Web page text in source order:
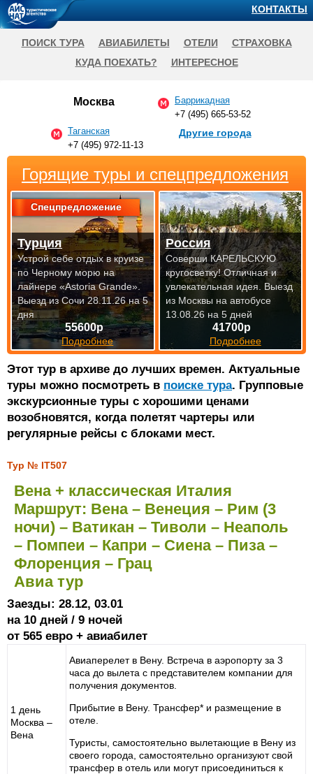
Этот тур в архиве до лучших времен. Актуальные
туры можно посмотреть в поиске тура. Групповые
экскурсионные туры с хорошими ценами
возобновятся, когда полетят чартеры или
регулярные рейсы с блоками мест.
Тур № IT507
Вена + классическая Италия
Маршрут: Вена – Венеция – Рим (3
ночи) – Ватикан – Тиволи – Неаполь
– Помпеи – Капри – Сиена – Пиза –
Флоренция – Грац
Авиа тур
Заезды: 28.12, 03.01
на 10 дней / 9 ночей
от 565 евро + авиабилет
1 день
Москва –
Вена
Авиаперелет в Вену. Встреча в аэропорту за 3
часа до вылета с представителем компании для
получения документов.
Прибытие в Вену. Трансфер* и размещение в
отеле.
Туристы, самостоятельно вылетающие в Вену из
своего города, самостоятельно организуют свой
трансфер в отель или могут присоединиться к
Горящие туры и спецпредложения
Спецпредложение
55600р
Подробнее
Турция
Устрой себе отдых в круизе
по Черному морю на
лайнере «Astoria Grande».
Выезд из Сочи 28.11.26 на 5
дня
41700р
Подробнее
Россия
Соверши КАРЕЛЬСКУЮ
кругосветку! Отличная и
увлекательная идея. Выезд
из Москвы на автобусе
13.08.26 на 5 дней
Москва
Баррикадная
+7 (495) 665-53-52
Таганская
+7 (495) 972-11-13
Другие города
КОНТАКТЫ
ПОИСК ТУРА АВИАБИЛЕТЫ ОТЕЛИ
СТРАХОВКА
КУДА ПОЕХАТЬ?
ИНТЕРЕСНОЕ